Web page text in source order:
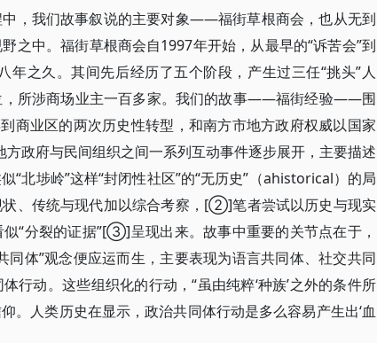
，我们故事叙说的主要对象——福街草根商会，也从无到
之中。福街草根商会自1997年开始，从最早的“诉苦会”到
之久。其间先后经历了五个阶段，产生过三任“挑头”人
，所涉商场业主一百多家。我们的故事——福街经验——围
商业区的两次历史性转型，和南方市地方政府权威以国家
方政府与民间组织之间一系列互动事件逐步展开，主要描述
“北埗岭”这样“封闭性社区”的“无历史”（ahistorical）的局
、传统与现代加以综合考察，[②]笔者尝试以历史与现实
“分裂的证据”[③]呈现出来。故事中重要的关节点在于，
体”观念便应运而生，主要表现为语言共同体、社交共同
行动。这些组织化的行动，“虽由纯粹‘种族’之外的条件所
。人类历史在显示，政治共同体行动是多么容易产生出‘血